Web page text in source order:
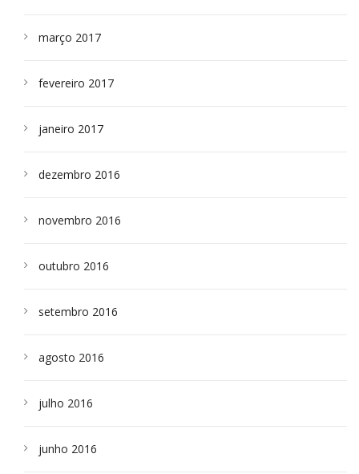
março 2017
fevereiro 2017
janeiro 2017
dezembro 2016
novembro 2016
outubro 2016
setembro 2016
agosto 2016
julho 2016
junho 2016